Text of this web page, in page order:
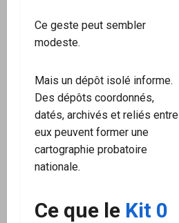
Ce geste peut sembler
modeste.
Mais un dépôt isolé informe.
Des dépôts coordonnés,
datés, archivés et reliés entre
eux peuvent former une
cartographie probatoire
nationale.
Ce que le Kit 0